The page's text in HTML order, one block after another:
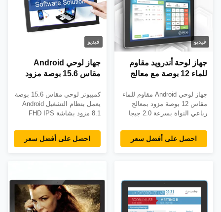
فيديو
جهاز لوحة أندرويد مقاوم
للماء 12 بوصة مع معالج
وشاشة IPS للاستخدام
الصناعي
جهاز لوحي Android مقاوم للماء
مقاس 12 بوصة مزود بمعالج
رباعي النواة بسرعة 2.0 جيجا
سعتها 2 جيجا بايت ولمسة
سعوية. مصمم للاستخدام
احصل على أفضل سعر
فيديو
جهاز لوحي Android
مقاس 15.6 بوصة مزود
1920x1080 FHD ونظام
تشغيل Android 8.1
ولمس سعوي 10 نقاط
كمبيوتر لوحي مقاس 15.6 بوصة
يعمل بنظام التشغيل Android
8.1 مزود بشاشة FHD IPS
مركزية رباعية النواة RK3288.
مصمم للعمل على مدار 24
سنوات ومقاوم للماء وخيارات
OEM مخصصة.
احصل على أفضل سعر